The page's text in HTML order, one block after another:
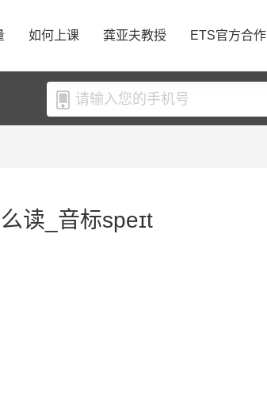
如何上课 龚亚夫教授 ETS官方合作
读_音标speɪt